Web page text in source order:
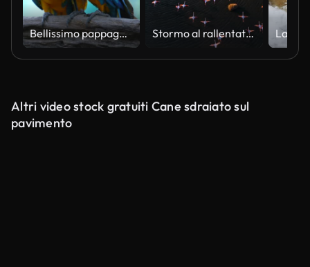
Bellissimo pappagallo d'ara Stormo al rallentatore di fenicotteri che sorvolano le zone umide
Altri video stock gratuiti Cane sdraiato sul
pavimento